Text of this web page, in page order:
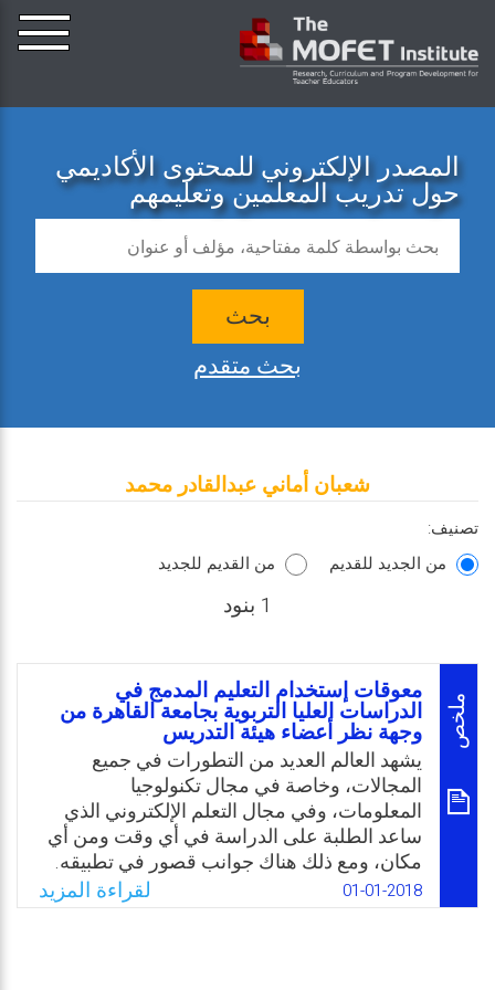
المصدر الإلكتروني للمحتوى الأكاديمي
حول تدريب المعلمين وتعليمهم
بحث
بحث متقدم
شعبان أماني عبدالقادر محمد
تصنيف:
من الجديد للقديم
من القديم للجديد
1 بنود
ملخص
معوقات إستخدام التعليم المدمج في
الدراسات العليا التربوية بجامعة القاهرة من
وجهة نظر أعضاء هيئة التدريس
يشهد العالم العديد من التطورات في جميع
المجالات، وخاصة في مجال تكنولوجيا
المعلومات، وفي مجال التعلم الإلكتروني الذي
ساعد الطلبة على الدراسة في أي وقت ومن أي
مكان، ومع ذلك هناك جوانب قصور في تطبيقه.
وعليه جاءت الحاجة لنمط يجمع بين مزايا التعلم
الإلكتروني ومزايا التعليم التقليدي وهو التعليم
01-01-2018 لقراءة المزيد